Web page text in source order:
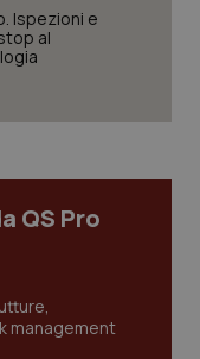
Ispezioni e
al
QS Pro
management
Marketing
/Dominio